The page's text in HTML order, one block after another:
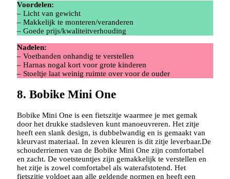
Voordelen:
– Licht van gewicht
– Makkelijk te monteren/veranderen
– Goede prijs/kwaliteitverhouding
Nadelen:
– Voetbanden onhandig te verstellen
– Harnas nogal kort voor grote kinderen
– Stoeltje laat weinig ruimte over voor de ouder
8. Bobike Mini One
Bobike Mini One is een fietszitje waarmee je met gemak
door het drukke stadsleven kunt manoeuvreren. Het zitje
heeft een slank design, is dubbelwandig en is gemaakt van
kleurvast materiaal. In zeven kleuren is dit zitje leverbaar.De
schouderriemen van de Bobike Mini One zijn comfortabel
en zacht. De voetsteuntjes zijn gemakkelijk te verstellen en
het zitje is zowel comfortabel als waterafstotend. Het
fietszitje voldoet aan alle geldende normen en heeft een